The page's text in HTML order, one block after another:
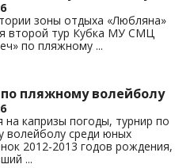
зоны отдыха «Любляна»
второй тур Кубка МУ СМЦ
по пляжному ...
пляжному волейболу
на капризы погоды, турнир по
волейболу среди юных
2012-2013 годов рождения,
...